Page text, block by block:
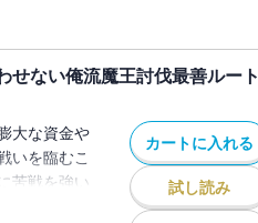
せない俺流魔王討伐最善ルート
大な資金や
いを臨むこ
苦戦を強い
本知識で
カートに入れる
試し読み